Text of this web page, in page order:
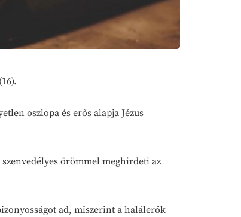
oszlopa és erős alapja Jézus
örömmel meghirdeti az
ad, miszerint a halálerők